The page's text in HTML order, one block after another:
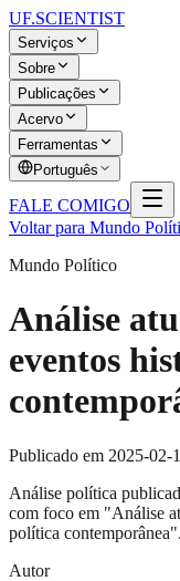
UF.SCIENTIST
Serviços
Sobre
Publicações
Acervo
Ferramentas
Português
FALE COMIGO
Voltar para Mundo
Mundo Político
Análise
eventos
Publicado em 2025-02-
Análise política
com foco em "Análise
política contemporânea".
Autor